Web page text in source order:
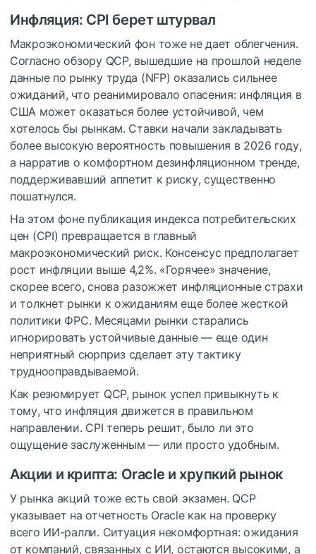
Инфляция: CPI берет штурвал
Макроэкономический фон тоже не дает облегчения.
Согласно обзору QCP, вышедшие на прошлой неделе
данные по рынку труда (NFP) оказались сильнее
ожиданий, что реанимировало опасения: инфляция в
США может оказаться более устойчивой, чем
хотелось бы рынкам. Ставки начали закладывать
более высокую вероятность повышения в 2026 году,
а нарратив о комфортном дезинфляционном тренде,
поддерживавший аппетит к риску, существенно
пошатнулся.
На этом фоне публикация индекса потребительских
цен (CPI) превращается в главный
макроэкономический риск. Консенсус предполагает
рост инфляции выше 4,2%. «Горячее» значение,
скорее всего, снова разожжет инфляционные страхи
и толкнет рынки к ожиданиям еще более жесткой
политики ФРС. Месяцами рынки старались
игнорировать устойчивые данные — еще один
неприятный сюрприз сделает эту тактику
трудноoправдываемой.
Как резюмирует QCP, рынок успел привыкнуть к
тому, что инфляция движется в правильном
направлении. CPI теперь решит, было ли это
ощущение заслуженным — или просто удобным.
Акции и крипта: Oracle и хрупкий рынок
У рынка акций тоже есть свой экзамен. QCP
указывает на отчетность Oracle как на проверку
всего ИИ-ралли. Ситуация некомфортная: ожидания
от компаний, связанных с ИИ, остаются высокими, а